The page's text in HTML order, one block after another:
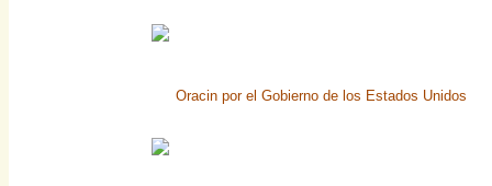
Oracin por el Gobierno de los Estados Unidos